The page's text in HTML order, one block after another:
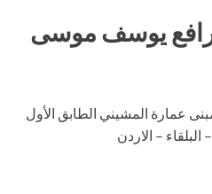
رافع يوسف موسى
عمارة المشيني الطابق الأول
– الاردن